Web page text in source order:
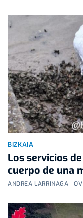
BIZKAIA
Los servicios
cuerpo de una
ANDREA LARRINAGA | OV